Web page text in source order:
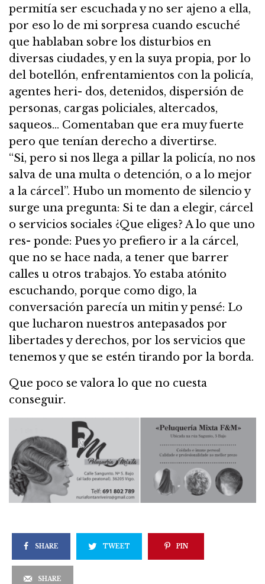
permitía ser escuchada y no ser ajeno a ella,
por eso lo de mi sorpresa cuando escuché
que hablaban sobre los disturbios en
diversas ciudades, y en la suya propia, por lo
del botellón, enfrentamientos con la policía,
agentes heri- dos, detenidos, dispersión de
personas, cargas policiales, altercados,
saqueos… Comentaban que era muy fuerte
pero que tenían derecho a divertirse.
“Si, pero si nos llega a pillar la policía, no nos
salva de una multa o detención, o a lo mejor
a la cárcel”. Hubo un momento de silencio y
surge una pregunta: Si te dan a elegir, cárcel
o servicios sociales ¿Que eliges? A lo que uno
res- ponde: Pues yo prefiero ir a la cárcel,
que no se hace nada, a tener que barrer
calles u otros trabajos. Yo estaba atónito
escuchando, porque como digo, la
conversación parecía un mitin y pensé: Lo
que lucharon nuestros antepasados por
libertades y derechos, por los servicios que
tenemos y que se estén tirando por la borda.
Que poco se valora lo que no cuesta
conseguir.
SHARE TWEET PIN
SHARE